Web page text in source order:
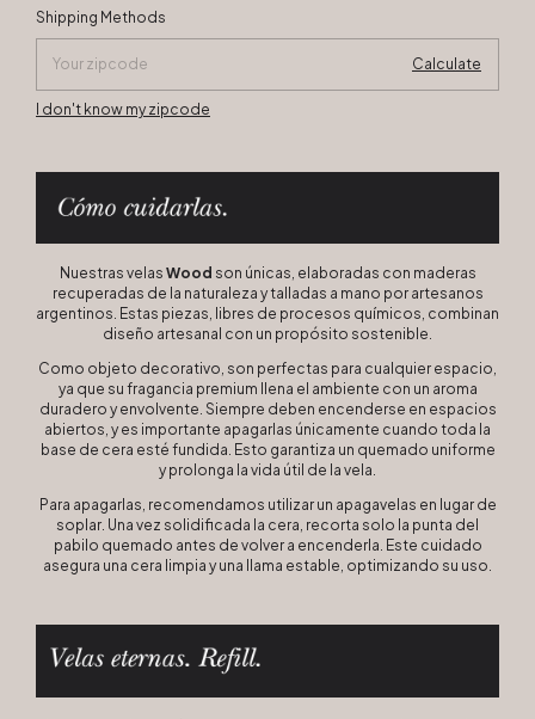
Shipping for zipcode:
Shipping Methods
Calculate
I don't know my zipcode
Nuestras velas Wood son únicas, elaboradas con maderas
recuperadas de la naturaleza y talladas a mano por artesanos
argentinos. Estas piezas, libres de procesos químicos, combinan
diseño artesanal con un propósito sostenible.
Como objeto decorativo, son perfectas para cualquier espacio,
ya que su fragancia premium llena el ambiente con un aroma
duradero y envolvente. Siempre deben encenderse en espacios
abiertos, y es importante apagarlas únicamente cuando toda la
base de cera esté fundida. Esto garantiza un quemado uniforme
y prolonga la vida útil de la vela.
Para apagarlas, recomendamos utilizar un apagavelas en lugar de
soplar. Una vez solidificada la cera, recorta solo la punta del
pabilo quemado antes de volver a encenderla. Este cuidado
asegura una cera limpia y una llama estable, optimizando su uso.